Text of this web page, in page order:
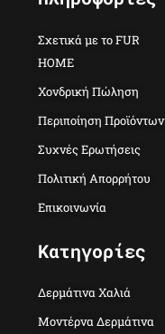
Σχετικά με το FUR
HOME
Χονδρική Πώληση
Περιποίηση Προϊόντων
Συχνές Ερωτήσεις
Πολιτική Απορρήτου
Επικοινωνία
Κατηγορίες
Δερμάτινα Χαλιά
Μοντέρνα Δερμάτινα